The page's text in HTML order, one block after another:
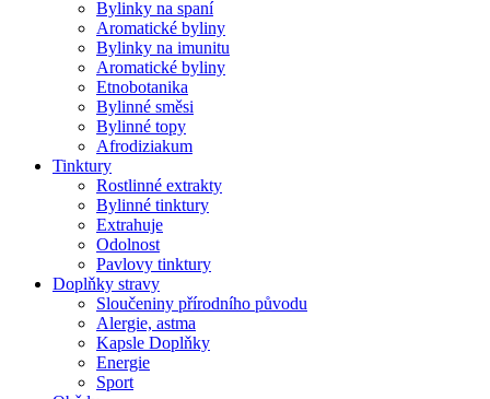
Bylinky na spaní
Aromatické byliny
Bylinky na imunitu
Aromatické byliny
Etnobotanika
Bylinné směsi
Bylinné topy
Afrodiziakum
Tinktury
Rostlinné extrakty
Bylinné tinktury
Extrahuje
Odolnost
Pavlovy tinktury
Doplňky stravy
Sloučeniny přírodního původu
Alergie, astma
Kapsle Doplňky
Energie
Sport